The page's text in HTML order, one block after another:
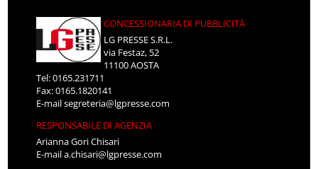
CONCESSIONARIA DI PUBBLICITÀ
LG PRESSE S.R.L.
via Festaz, 52
11100 AOSTA
Tel: 0165.231711
Fax: 0165.1820141
E-mailsegreteria@lgpresse.com
RESPONSABILE DI AGENZIA
Arianna Gori Chisari
E-maila.chisari@lgpresse.com